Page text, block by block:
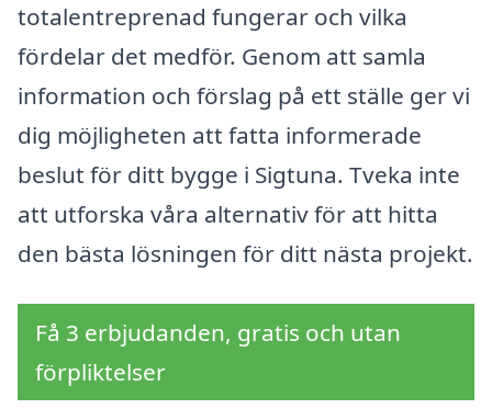
totalentreprenad fungerar och vilka
fördelar det medför. Genom att samla
information och förslag på ett ställe ger vi
dig möjligheten att fatta informerade
beslut för ditt bygge i Sigtuna. Tveka inte
att utforska våra alternativ för att hitta
den bästa lösningen för ditt nästa projekt.
Få 3 erbjudanden, gratis och utan
förpliktelser